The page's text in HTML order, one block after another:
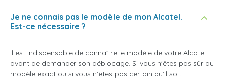
Je ne connais pas le modèle de mon Alcatel.
Est-ce nécessaire ?
Il est indispensable de connaître le modèle de votre Alcatel
avant de demander son déblocage. Si vous n'êtes pas sûr du
modèle exact ou si vous n'êtes pas certain qu'il soit